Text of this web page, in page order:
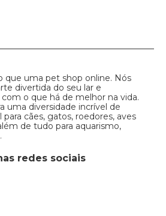
que uma pet shop online. Nós
divertida do seu lar e
o que há de melhor na vida.
uma diversidade incrível de
cães, gatos, roedores, aves
de tudo para aquarismo,
redes sociais